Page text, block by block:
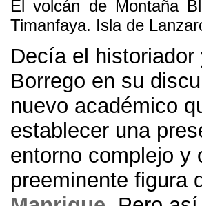
El volcán de Montaña
Timanfaya. Isla de
Decía el
Borrego en su
nuevo académico
establecer una
entorno complejo y
preeminente figura